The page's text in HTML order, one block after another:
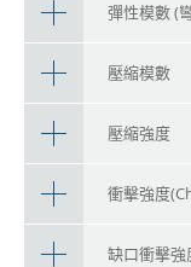
彈性模數 (
壓縮模數
壓縮強度
衝擊強度
缺口衝擊